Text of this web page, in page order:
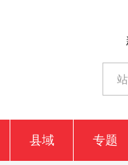
县域 专题